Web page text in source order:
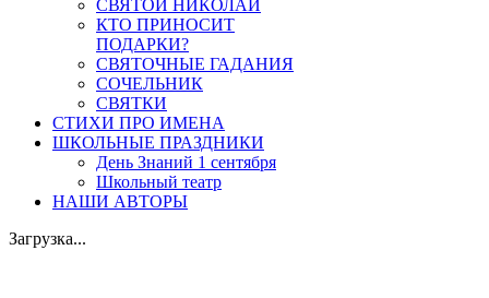
СВЯТОЙ НИКОЛАЙ
КТО ПРИНОСИТ
ПОДАРКИ?
СВЯТОЧНЫЕ ГАДАНИЯ
СОЧЕЛЬНИК
СВЯТКИ
СТИХИ ПРО ИМЕНА
ШКОЛЬНЫЕ ПРАЗДНИКИ
День Знаний 1 сентября
Школьный театр
НАШИ АВТОРЫ
Загрузка...